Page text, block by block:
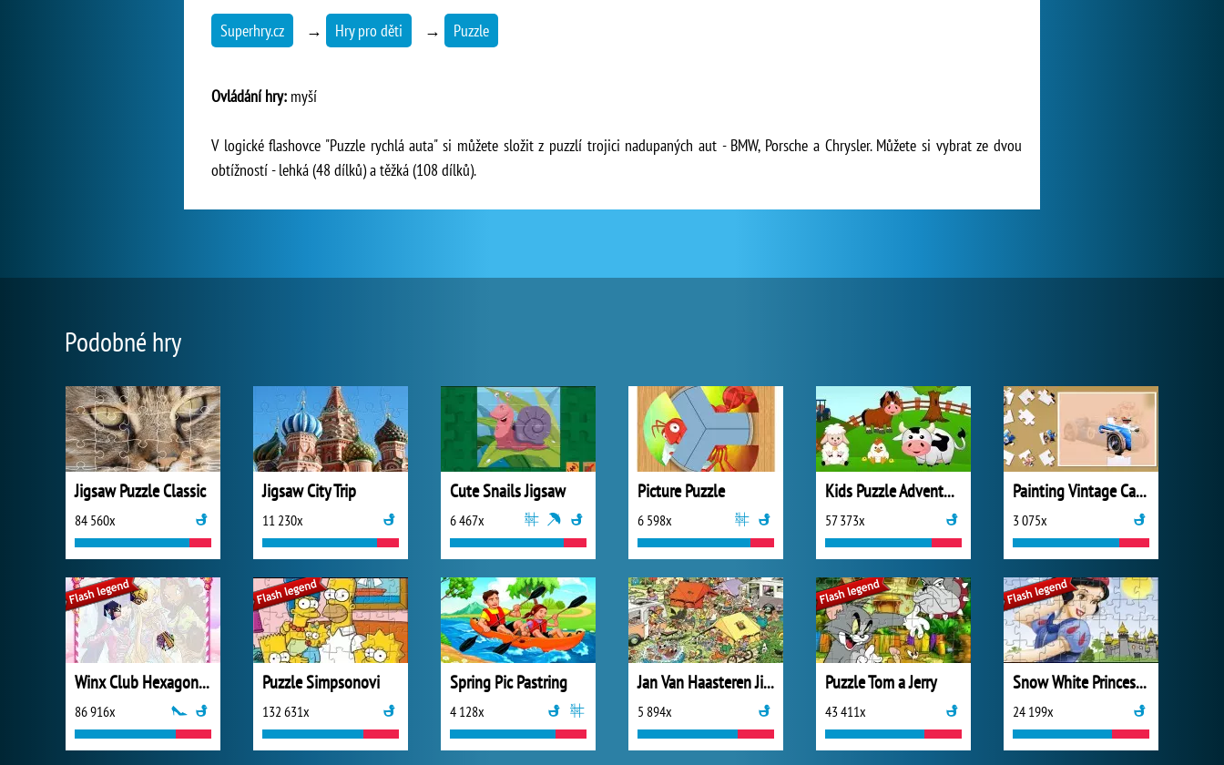
Superhry.cz → Hry pro děti → Puzzle
Ovládání hry: myší
V logické flashovce "Puzzle rychlá auta" si můžete složit z puzzlí trojici nadupaných aut - BMW, Porsche a Chrysler. Můžete si vybrat ze dvou
obtížností - lehká (48 dílků) a těžká (108 dílků).
Podobné hry
Jigsaw Puzzle Classic
84 560x
Jigsaw City Trip
11 230x
Cute Snails Jigsaw
6 467x
Picture Puzzle
6 598x
Kids Puzzle Adventure
57 373x
Painting Vintage Cars Jigsaw
3 075x
Winx Club Hexagon Puzzle
86 916x
Puzzle Simpsonovi
132 631x
Spring Pic Pastring
4 128x
Jan Van Haasteren Jigsaw
5 894x
Puzzle Tom a Jerry
43 411x
Snow White Princess Jigsaw
24 199x